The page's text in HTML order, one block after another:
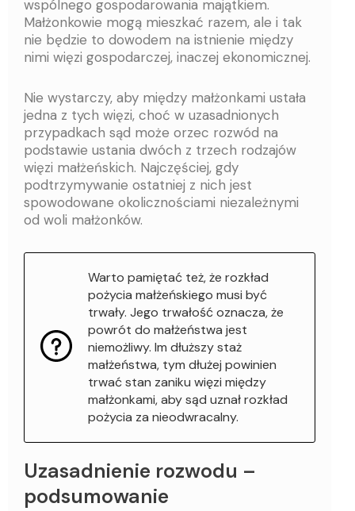
wspólnego gospodarowania majątkiem.
Małżonkowie mogą mieszkać razem, ale i tak
nie będzie to dowodem na istnienie między
nimi więzi gospodarczej, inaczej ekonomicznej.
Nie wystarczy, aby między małżonkami ustała
jedna z tych więzi, choć w uzasadnionych
przypadkach sąd może orzec rozwód na
podstawie ustania dwóch z trzech rodzajów
więzi małżeńskich. Najczęściej, gdy
podtrzymywanie ostatniej z nich jest
spowodowane okolicznościami niezależnymi
od woli małżonków.
Warto pamiętać też, że rozkład
pożycia małżeńskiego musi być
trwały. Jego trwałość oznacza, że
powrót do małżeństwa jest
niemożliwy. Im dłuższy staż
małżeństwa, tym dłużej powinien
trwać stan zaniku więzi między
małżonkami, aby sąd uznał rozkład
pożycia za nieodwracalny.
Uzasadnienie rozwodu –
podsumowanie